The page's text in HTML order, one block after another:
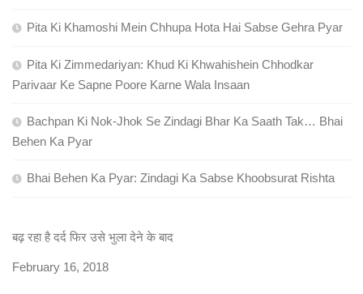
Pita Ki Khamoshi Mein Chhupa Hota Hai Sabse Gehra Pyar
Pita Ki Zimmedariyan: Khud Ki Khwahishein Chhodkar
Parivaar Ke Sapne Poore Karne Wala Insaan
Bachpan Ki Nok-Jhok Se Zindagi Bhar Ka Saath Tak… Bhai
Behen Ka Pyar
Bhai Behen Ka Pyar: Zindagi Ka Sabse Khoobsurat Rishta
बढ़ रहा है दर्द फिर उसे भुला देने के बाद
Date
February 16, 2018